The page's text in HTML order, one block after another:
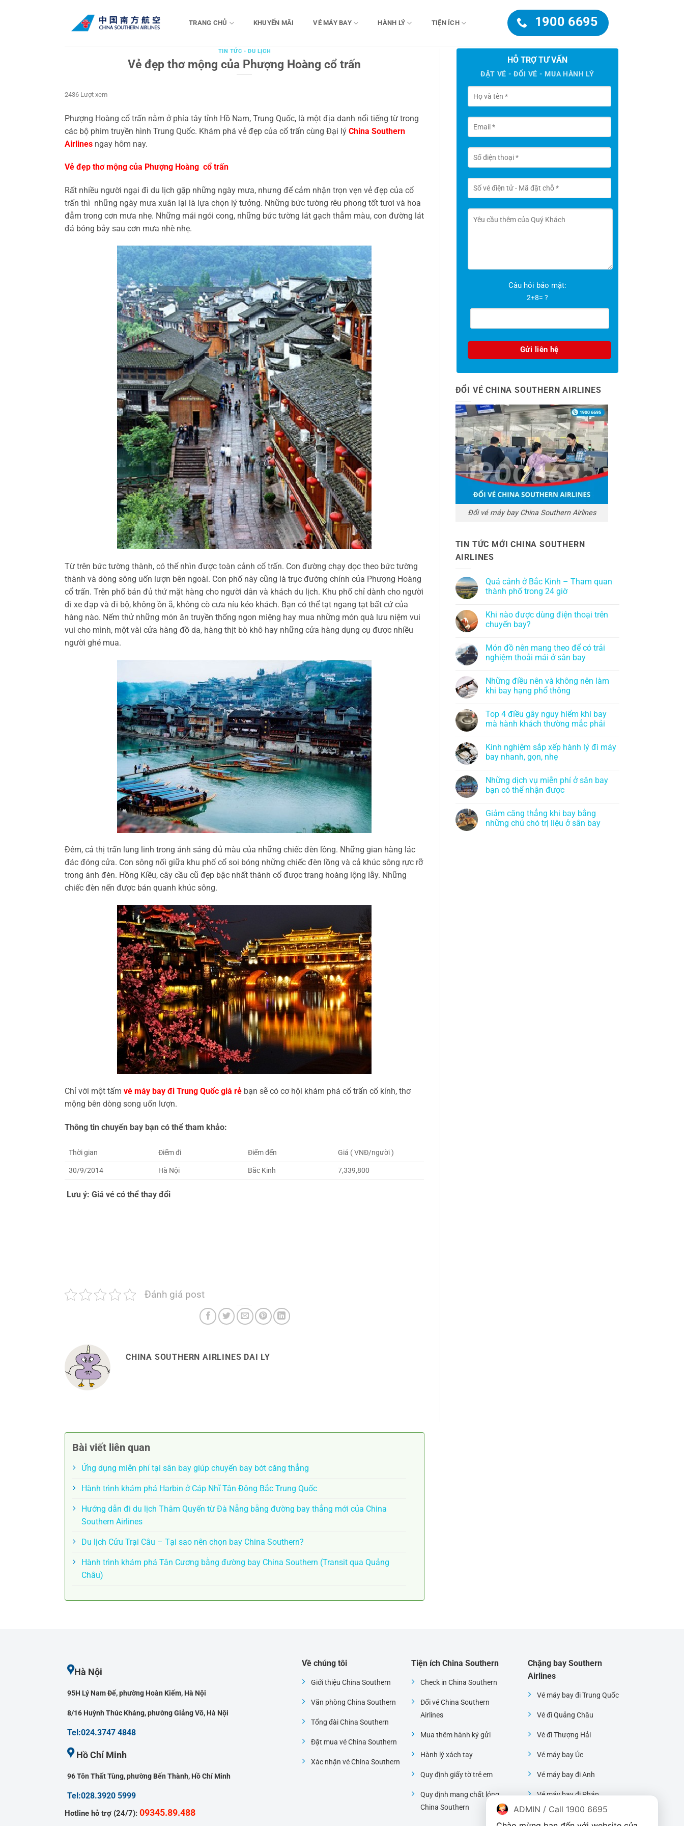
TRANG CHỦ KHUYẾN MÃI VÉ MÁY BAY HÀNH LÝ TIỆN ÍCH 1900 6695
TIN TỨC - DU LỊCH
Vẻ đẹp thơ mộng của Phượng Hoàng cổ trấn
2436 Lượt xem
Phượng Hoàng cổ trấn nằm ở phía tây tỉnh Hồ Nam, Trung Quốc, là một địa danh nổi tiếng từ trong
các bộ phim truyền hình Trung Quốc. Khám phá vẻ đẹp của cổ trấn cùng Đại lý China Southern
Airlines ngay hôm nay.
Vẻ đẹp thơ mộng của Phượng Hoàng cổ trấn
Rất nhiều người ngại đi du lịch gặp những ngày mưa, nhưng để cảm nhận trọn vẹn vẻ đẹp của cổ
trấn thì những ngày mưa xuân lại là lựa chọn lý tưởng. Những bức tường rêu phong tốt tươi và hoa
đẫm trong cơn mưa nhẹ. Những mái ngói cong, những bức tường lát gạch thẫm màu, con đường lát
đá bóng bảy sau cơn mưa nhè nhẹ.
Từ trên bức tường thành, có thể nhìn được toàn cảnh cổ trấn. Con đường chạy dọc theo bức tường
thành và dòng sông uốn lượn bên ngoài. Con phố này cũng là trục đường chính của Phượng Hoàng
cổ trấn. Trên phố bán đủ thứ mặt hàng cho người dân và khách du lịch. Khu phố chỉ dành cho người
đi xe đạp và đi bộ, không ồn ã, không cò cưa níu kéo khách. Bạn có thể tạt ngang tạt bất cứ của
hàng nào. Nếm thử những món ăn truyền thống ngon miệng hay mua những món quà lưu niệm vui
vui cho mình, một vài cửa hàng đồ da, hàng thịt bò khô hay những cửa hàng dụng cụ được nhiều
người ghé mua.
Đêm, cả thị trấn lung linh trong ánh sáng đủ màu của những chiếc đèn lồng. Những gian hàng lác
đác đóng cửa. Con sông nối giữa khu phố cổ soi bóng những chiếc đèn lồng và cả khúc sông rực rỡ
trong ánh đèn. Hồng Kiều, cây cầu cũ đẹp bậc nhất thành cổ được trang hoàng lộng lẫy. Những
chiếc đèn nến được bán quanh khúc sông.
Chỉ với một tấm vé máy bay đi Trung Quốc giá rẻ bạn sẽ có cơ hội khám phá cổ trấn cổ kính, thơ
mộng bên dòng song uốn lượn.
Thông tin chuyến bay bạn có thể tham khảo:
Thời gian Điểm đi Điểm đến Giá ( VNĐ/người )
30/9/2014 Hà Nội Bắc Kinh 7,339,800
Lưu ý: Giá vé có thể thay đổi
Đánh giá post
CHINA SOUTHERN AIRLINES DAI LY
HỖ TRỢ TƯ VẤN
ĐẶT VÉ - ĐỔI VÉ - MUA HÀNH LÝ
Câu hỏi bảo mật:
2+8= ?
ĐỔI VÉ CHINA SOUTHERN AIRLINES
Đổi vé máy bay China Southern Airlines
TIN TỨC MỚI CHINA SOUTHERN
AIRLINES
Quá cảnh ở Bắc Kinh – Tham quan
thành phố trong 24 giờ
Khi nào được dùng điện thoại trên
chuyến bay?
Món đồ nên mang theo để có trải
nghiệm thoải mái ở sân bay
Những điều nên và không nên làm
khi bay hạng phổ thông
Top 4 điều gây nguy hiểm khi bay
mà hành khách thường mắc phải
Kinh nghiệm sắp xếp hành lý đi máy
bay nhanh, gọn, nhẹ
Những dịch vụ miễn phí ở sân bay
bạn có thể nhận được
Giảm căng thẳng khi bay bằng
những chú chó trị liệu ở sân bay
Bài viết liên quan
Ứng dụng miễn phí tại sân bay giúp chuyến bay bớt căng thẳng
Hành trình khám phá Harbin ở Cáp Nhĩ Tân Đông Bắc Trung Quốc
Hướng dẫn đi du lịch Thâm Quyến từ Đà Nẵng bằng đường bay thẳng mới của China
Southern Airlines
Du lịch Cửu Trại Câu – Tại sao nên chọn bay China Southern?
Hành trình khám phá Tân Cương bằng đường bay China Southern (Transit qua Quảng
Châu)
Hà Nội
95H Lý Nam Đế, phường Hoàn Kiếm, Hà Nội
8/16 Huỳnh Thúc Kháng, phường Giảng Võ, Hà Nội
Tel:024.3747 4848
Hồ Chí Minh
96 Tôn Thất Tùng, phường Bến Thành, Hồ Chí Minh
Tel:028.3920 5999
Hotline hỗ trợ (24/7): 09345.89.488
Về chúng tôi
Giới thiệu China Southern
Văn phòng China Southern
Tổng đài China Southern
Đặt mua vé China Southern
Xác nhận vé China Southern
Tiện ích China Southern
Check in China Southern
Đổi vé China Southern
Airlines
Mua thêm hành ký gửi
Hành lý xách tay
Quy định giấy tờ trẻ em
Quy định mang chất lỏng
China Southern
Chặng bay Southern
Airlines
Vé máy bay đi Trung Quốc
Vé đi Quảng Châu
Vé đi Thượng Hải
Vé máy bay Úc
Vé máy bay đi Anh
Vé máy bay đi Pháp
Vé máy bay đi Mỹ
ADMIN / Call 1900 6695